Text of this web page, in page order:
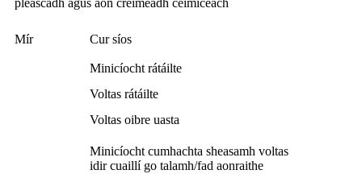
pléascadh agus aon creimeadh ceimiceach
Mír Cur síos
Minicíocht rátáilte
Voltas rátáilte
Voltas oibre uasta
Minicíocht cumhachta sheasamh voltas
idir cuaillí go talamh/fad aonraithe